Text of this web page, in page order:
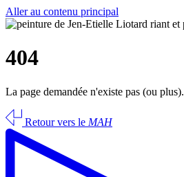
Aller au contenu principal
404
La page demandée n'existe pas (ou plus).
Retour vers le MAH